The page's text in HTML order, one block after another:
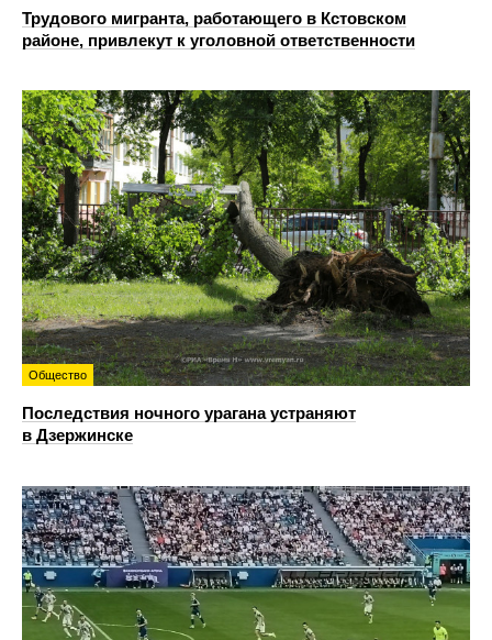
Трудового мигранта, работающего в Кстовском
районе, привлекут к уголовной ответственности
Общество
Последствия ночного урагана устраняют
в Дзержинске